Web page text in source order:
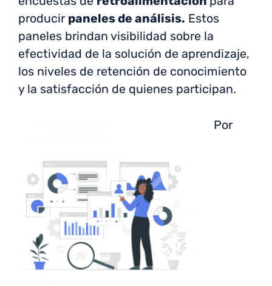
producir paneles de análisis. Estos
paneles brindan visibilidad sobre la
efectividad de la solución de aprendizaje,
los niveles de retención de conocimiento
y la satisfacción de quienes participan.
Por